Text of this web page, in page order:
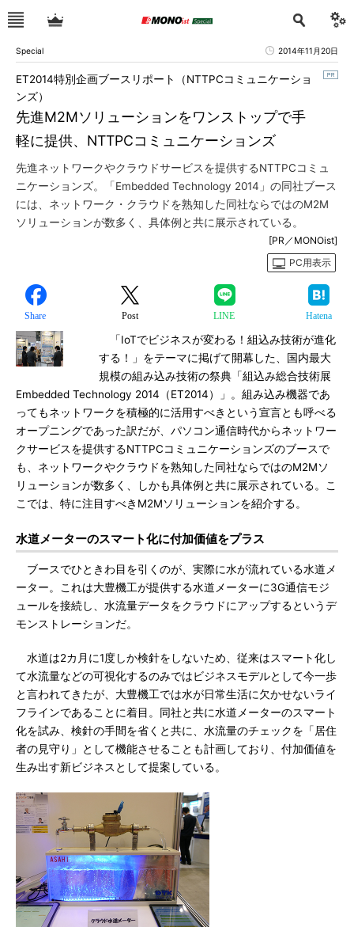
Special 2014年11月20日
先進M2Mソリューションをワンストップで手
軽に提供、NTTPCコミュニケーションズ
ET2014特別企画ブースリポート（NTTPCコミュニケーショ
ンズ）
先進ネットワークやクラウドサービスを提供するNTTPCコミュ
ニケーションズ。「Embedded Technology 2014」の同社ブース
には、ネットワーク・クラウドを熟知した同社ならではのM2M
ソリューションが数多く、具体例と共に展示されている。
[PR／MONOist]
PC用表示
Share Post LINE Hatena
「IoTでビジネスが変わる！組込み技術が進化
する！」をテーマに掲げて開幕した、国内最大
規模の組み込み技術の祭典「組込み総合技術展
Embedded Technology 2014（ET2014）」。組み込み機器であ
ってもネットワークを積極的に活用すべきという宣言とも呼べる
オープニングであった訳だが、パソコン通信時代からネットワー
クサービスを提供するNTTPCコミュニケーションズのブースで
も、ネットワークやクラウドを熟知した同社ならではのM2Mソ
リューションが数多く、しかも具体例と共に展示されている。こ
こでは、特に注目すべきM2Mソリューションを紹介する。
水道メーターのスマート化に付加価値をプラス
ブースでひときわ目を引くのが、実際に水が流れている水道メ
ーター。これは大豊機工が提供する水道メーターに3G通信モジ
ュールを接続し、水流量データをクラウドにアップするというデ
モンストレーションだ。
水道は2カ月に1度しか検針をしないため、従来はスマート化し
て水流量などの可視化するのみではビジネスモデルとして今一歩
と言われてきたが、大豊機工では水が日常生活に欠かせないライ
フラインであることに着目。同社と共に水道メーターのスマート
化を試み、検針の手間を省くと共に、水流量のチェックを「居住
者の見守り」として機能させることも計画しており、付加価値を
生み出す新ビジネスとして提案している。